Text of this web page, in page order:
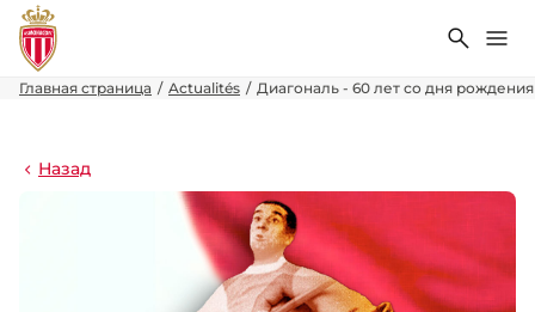
Поиск
Главная страница Actualités Диагональ - 60 лет со дня
Назад